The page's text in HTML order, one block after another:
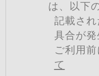
は、以下
記載さ
具合が
ご利用
て